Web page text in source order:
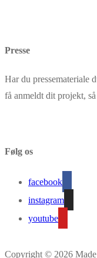
Presse
Har du pressemateriale
få anmeldt dit projekt,
Følg os
facebook
instagram
youtube
Copyright © 2026